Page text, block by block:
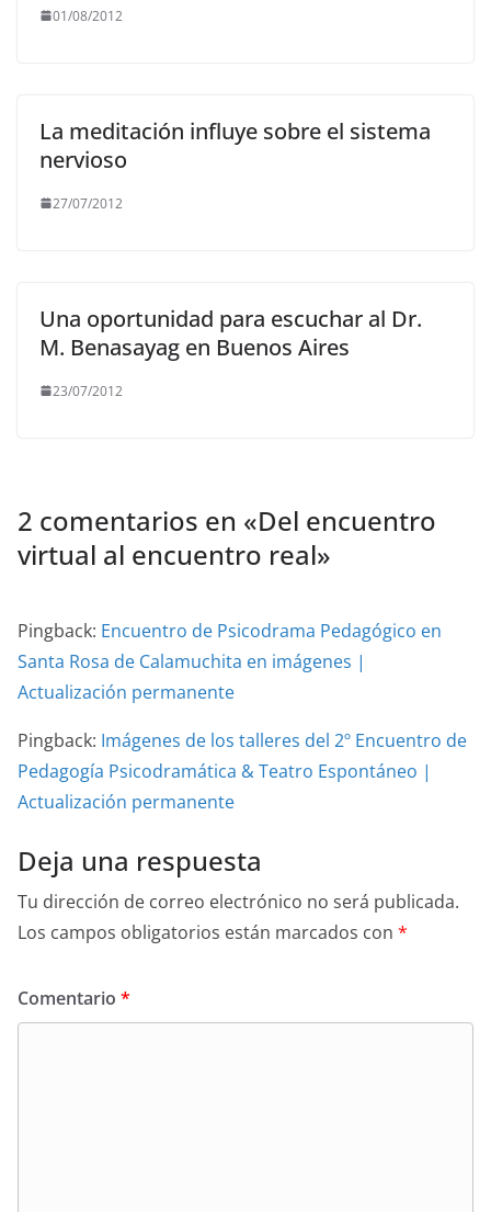
01/08/2012
La meditación influye sobre el sistema
nervioso
27/07/2012
Una oportunidad para escuchar al Dr.
M. Benasayag en Buenos Aires
23/07/2012
2 comentarios en «Del encuentro
virtual al encuentro real»
Pingback: Encuentro de Psicodrama Pedagógico en
Santa Rosa de Calamuchita en imágenes |
Actualización permanente
Pingback: Imágenes de los talleres del 2º Encuentro de
Pedagogía Psicodramática & Teatro Espontáneo |
Actualización permanente
Deja una respuesta
Tu dirección de correo electrónico no será publicada.
Los campos obligatorios están marcados con *
Comentario *